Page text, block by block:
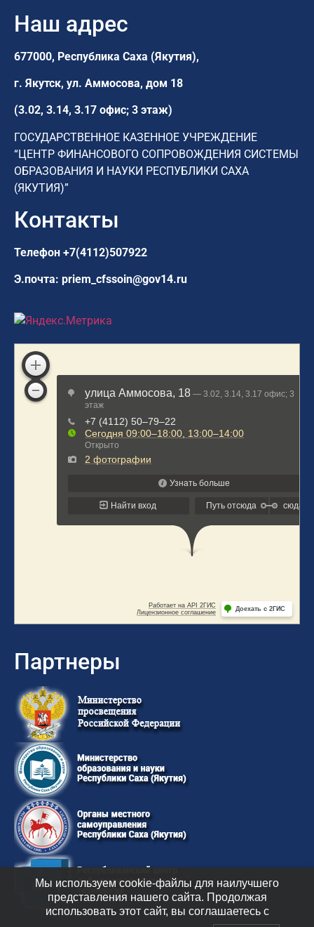
Наш адрес
677000, Республика Саха (Якутия),
г. Якутск, ул. Аммосова, дом 18
(3.02, 3.14, 3.17 офис; 3 этаж)
ГОСУДАРСТВЕННОЕ КАЗЕННОЕ УЧРЕЖДЕНИЕ
“ЦЕНТР ФИНАНСОВОГО СОПРОВОЖДЕНИЯ СИСТЕМЫ
ОБРАЗОВАНИЯ И НАУКИ РЕСПУБЛИКИ САХА
(ЯКУТИЯ)”
Контакты
Телефон +7(4112)507922
Э.почта: priem_cfssoin@gov14.ru
Партнеры
Мы используем cookie-файлы для наилучшего
представления нашего сайта. Продолжая
использовать этот сайт, вы соглашаетесь с